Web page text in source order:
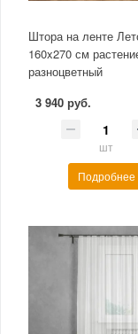
Штора на ленте
160x270 см
разноцветный
3 940 руб.
шт
Подробнее